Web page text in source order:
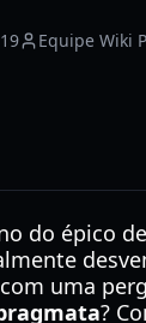
Equipe Wiki
do épico
uma
?